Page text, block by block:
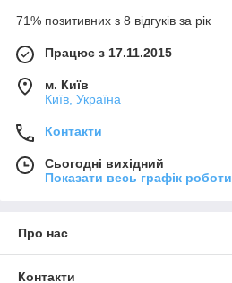
71% позитивних з 8 відгуків за рік
Працює з 17.11.2015
м. Київ
Київ, Україна
Контакти
Сьогодні вихідний
Показати весь графік роботи
Про нас
Контакти